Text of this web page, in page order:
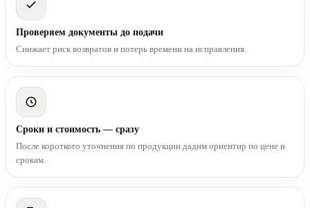
Проверяем документы до подачи
Снижает риск возвратов и потерь времени на исправления.
Сроки и стоимость — сразу
После короткого уточнения по продукции дадим ориентир по цене и
срокам.